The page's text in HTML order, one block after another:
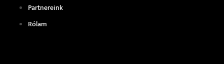
Partnereink
Rólam